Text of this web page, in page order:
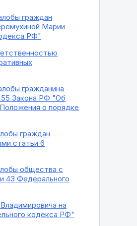
граждан
Марии
РФ"
гражданина
55 Закона РФ "Об
о порядке
граждан
статьи 6
общества с
43 Федерального
на
кодекса РФ"